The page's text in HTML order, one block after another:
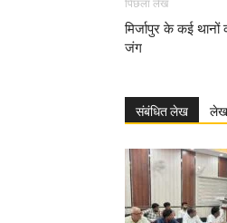
पिछला लेख
मिर्जापुर के कई
जंग
संबंधित लेख